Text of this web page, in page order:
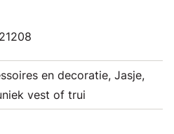
en decoratie, Jasje,
vest of trui